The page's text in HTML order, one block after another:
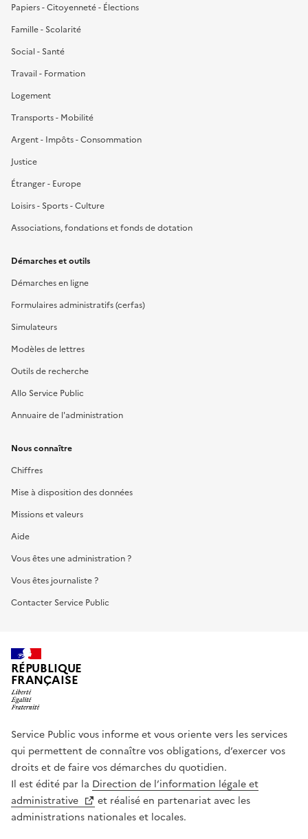
Papiers - Citoyenneté - Élections
Famille - Scolarité
Social - Santé
Travail - Formation
Logement
Transports - Mobilité
Argent - Impôts - Consommation
Justice
Étranger - Europe
Loisirs - Sports - Culture
Associations, fondations et fonds de dotation
Démarches et outils
Démarches en ligne
Formulaires administratifs (cerfas)
Simulateurs
Modèles de lettres
Outils de recherche
Allo Service Public
Annuaire de l'administration
Nous connaître
Chiffres
Mise à disposition des données
Missions et valeurs
Aide
Vous êtes une administration ?
Vous êtes journaliste ?
Contacter Service Public
RÉPUBLIQUE
FRANÇAISE
Service Public vous informe et vous oriente vers les services
qui permettent de connaître vos obligations, d’exercer vos
droits et de faire vos démarches du quotidien.
Il est édité par la Direction de l’information légale et
administrative
et réalisé en partenariat avec les
administrations nationales et locales.